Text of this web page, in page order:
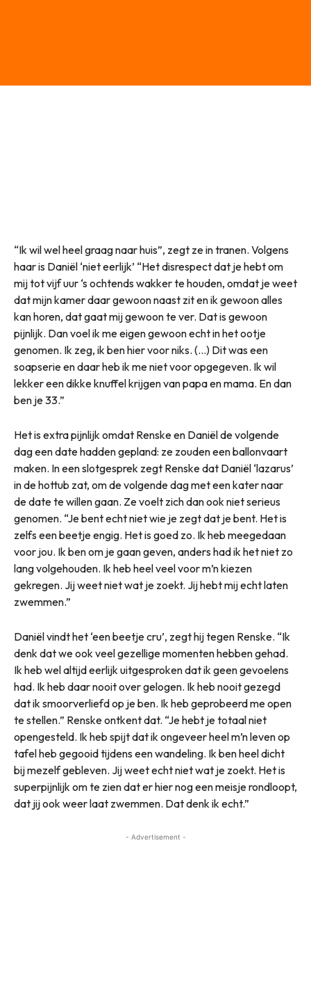
“Ik wil wel heel graag naar huis”, zegt ze in tranen. Volgens
haar is Daniël ‘niet eerlijk’ “Het disrespect dat je hebt om
mij tot vijf uur ‘s ochtends wakker te houden, omdat je weet
dat mijn kamer daar gewoon naast zit en ik gewoon alles
kan horen, dat gaat mij gewoon te ver. Dat is gewoon
pijnlijk. Dan voel ik me eigen gewoon echt in het ootje
genomen. Ik zeg, ik ben hier voor niks. (…) Dit was een
soapserie en daar heb ik me niet voor opgegeven. Ik wil
lekker een dikke knuffel krijgen van papa en mama. En dan
ben je 33.”
Het is extra pijnlijk omdat Renske en Daniël de volgende
dag een date hadden gepland: ze zouden een ballonvaart
maken. In een slotgesprek zegt Renske dat Daniël ‘lazarus’
in de hottub zat, om de volgende dag met een kater naar
de date te willen gaan. Ze voelt zich dan ook niet serieus
genomen. “Je bent echt niet wie je zegt dat je bent. Het is
zelfs een beetje engig. Het is goed zo. Ik heb meegedaan
voor jou. Ik ben om je gaan geven, anders had ik het niet zo
lang volgehouden. Ik heb heel veel voor m’n kiezen
gekregen. Jij weet niet wat je zoekt. Jij hebt mij echt laten
zwemmen.”
Daniël vindt het ‘een beetje cru’, zegt hij tegen Renske. “Ik
denk dat we ook veel gezellige momenten hebben gehad.
Ik heb wel altijd eerlijk uitgesproken dat ik geen gevoelens
had. Ik heb daar nooit over gelogen. Ik heb nooit gezegd
dat ik smoorverliefd op je ben. Ik heb geprobeerd me open
te stellen.” Renske ontkent dat. “Je hebt je totaal niet
opengesteld. Ik heb spijt dat ik ongeveer heel m’n leven op
tafel heb gegooid tijdens een wandeling. Ik ben heel dicht
bij mezelf gebleven. Jij weet echt niet wat je zoekt. Het is
superpijnlijk om te zien dat er hier nog een meisje rondloopt,
dat jij ook weer laat zwemmen. Dat denk ik echt.”
- Advertisement -